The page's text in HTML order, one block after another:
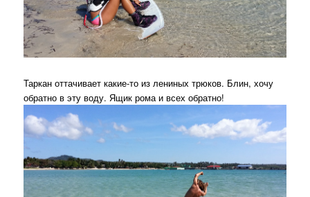
Таркан оттачивает какие-то из лениных трюков. Блин, хочу
обратно в эту воду. Ящик рома и всех обратно!